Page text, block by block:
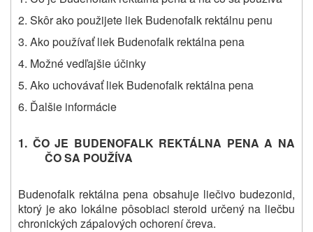
2. Skôr ako použijete liek Budenofalk rektálnu penu
3. Ako používať liek Budenofalk rektálna pena
4. Možné vedľajšie účinky
5. Ako uchovávať liek Budenofalk rektálna pena
6. Ďalšie informácie
1. ČO JE BUDENOFALK REKTÁLNA PENA A NA
ČO SA POUŽÍVA
Budenofalk rektálna pena obsahuje liečivo budezonid,
ktorý je ako lokálne pôsobiaci steroid určený na liečbu
chronických zápalových ochorení čreva.